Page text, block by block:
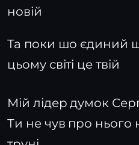
новій
Та поки шо єдиний
цьому світі це твій
Мій лідер думок
Ти не чув про нього